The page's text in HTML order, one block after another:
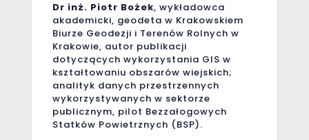
Dr inż. Piotr Bożek, wykładowca
akademicki, geodeta w Krakowskiem
Biurze Geodezji i Terenów Rolnych w
Krakowie, autor publikacji
dotyczących wykorzystania GIS w
kształtowaniu obszarów wiejskich;
analityk danych przestrzennych
wykorzystywanych w sektorze
publicznym, pilot Bezzałogowych
Statków Powietrznych (BSP).